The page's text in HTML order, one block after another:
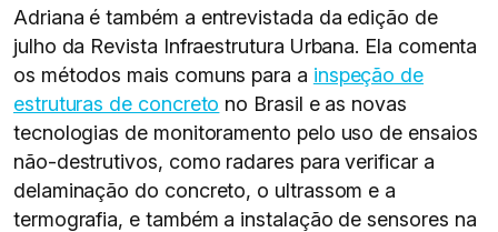
Adriana é também a entrevistada da edição de
julho da Revista Infraestrutura Urbana. Ela comenta
os métodos mais comuns para a inspeção de
estruturas de concreto no Brasil e as novas
tecnologias de monitoramento pelo uso de ensaios
não-destrutivos, como radares para verificar a
delaminação do concreto, o ultrassom e a
termografia, e também a instalação de sensores na